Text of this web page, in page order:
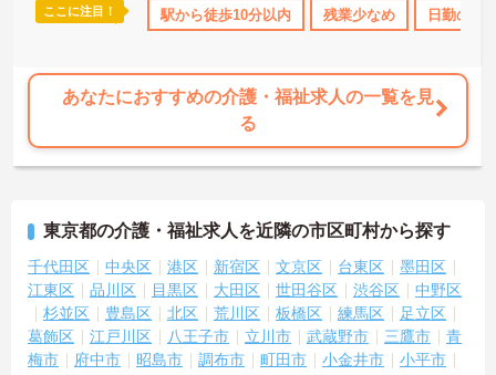
日以上 資格取得サポート 研修制度あり 産休･育休･介護休
ここに注目！ 駅から徒歩10分以内 残業少なめ 日勤のみ
あなたにおすすめの介護・福祉求人の一覧を見
る
東京都の介護・福祉求人を近隣の市区町村から探す
千代田区 中央区 港区 新宿区 文京区 台東区
墨田区
江東区
品川区 目黒区 大田区 世田谷区 渋谷区
中野区
杉並区
豊島区 北区 荒川区 板橋区 練馬区
足立区
葛飾区
江戸川区 八王子市 立川市 武蔵野市 三鷹市
青
梅市
府中市 昭島市 調布市 町田市 小金井市
小平市